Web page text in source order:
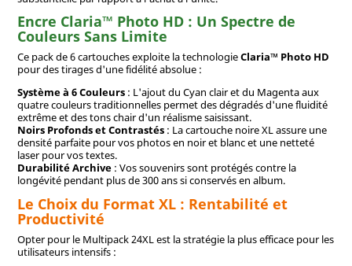
Encre Claria™ Photo HD : Un Spectre de
Couleurs Sans Limite
Ce pack de 6 cartouches exploite la technologieClaria™ Photo HD
pour des tirages d'une fidélité absolue :
Système à 6 Couleurs: L'ajout du Cyan clair et du Magenta aux
quatre couleurs traditionnelles permet des dégradés d'une fluidité
extrême et des tons chair d'un réalisme saisissant.
Noirs Profonds et Contrastés: La cartouche noire XL assure une
densité parfaite pour vos photos en noir et blanc et une netteté
laser pour vos textes.
Durabilité Archive: Vos souvenirs sont protégés contre la
longévité pendant plus de 300 ans si conservés en album.
Le Choix du Format XL : Rentabilité et
Productivité
Opter pour le Multipack 24XL est la stratégie la plus efficace pour les
utilisateurs intensifs :